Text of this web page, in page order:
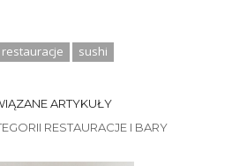
restauracje sushi
ARTYKUŁY
RESTAURACJE I BARY